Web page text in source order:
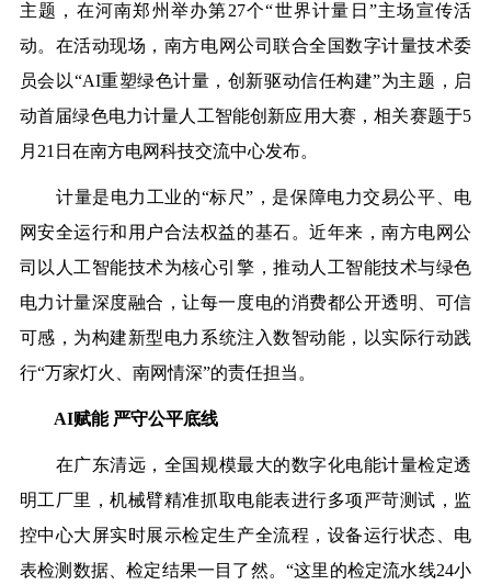
主题，在河南郑州举办第27个“世界计量日”主场宣传活
动。 在活动现场， 南方电网公司联合全国数字计量技术委
员会以“AI重塑绿色计量，创新驱动信任构建”为主题， 启
动首届绿色电力计量人工智能创新应用大赛，相关赛题于5
月21日 在南方电网科技交流中心发布。
计量是电力工业的“标尺”，是保障电力交易公平、电
网安全运行和用户合法权益的基石。近年来，南方电网公
司以人工智能技术为核心引擎，推动人工智能技术与绿色
电力计量深度融合，让每一度电的消费都公开透明、可信
可感 ，为构建新型电力系统注入数智动能，
以实际行动践
行“万家灯火、南网情深”的责任担当。
AI赋能 严守公平底线
在广东清远， 全国规模最大的数字化电能计量检定透
明工厂里，机械臂精准抓取电能表进行多项严苛测试，监
控中心大屏实时展示检定生产全流程，设备运行状态、电
表检测数据、检定结果一目了然。“这里的检定流水线24小